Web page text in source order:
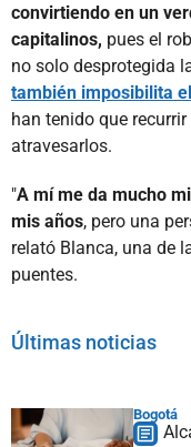
convirtiendo en un
capitalinos, pues el
no solo desprotegida
también imposibilita
han tenido que
atravesarlos.
"A mí me da mucho
mis años, pero una
relató Blanca, una de
puentes.
Últimas noticias
Bogotá